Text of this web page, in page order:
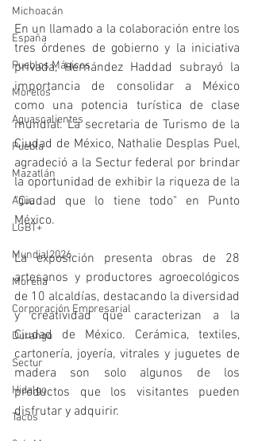
Michoacán
España
Pueblos Mágicos
Morelos
Aguascalientes
Puebla
Mazatlán
Agua
LGBT+
Mundial2026
Morelia
Corporación Empresarial
Durango
Sectur
Hidalgo
Tacos
En un llamado a la colaboración entre los
tres órdenes de gobierno y la iniciativa
privada, Hernández Haddad subrayó la
importancia de consolidar a México
como una potencia turística de clase
mundial. La secretaria de Turismo de la
Ciudad de México, Nathalie Desplas Puel,
agradeció a la Sectur federal por brindar
la oportunidad de exhibir la riqueza de la
"Ciudad que lo tiene todo" en Punto
México.
La exposición presenta obras de 28
artesanos y productores agroecológicos
de 10 alcaldías, destacando la diversidad
y creatividad que caracterizan a la
Ciudad de México. Cerámica, textiles,
cartonería, joyería, vitrales y juguetes de
madera son solo algunos de los
productos que los visitantes pueden
disfrutar y adquirir.